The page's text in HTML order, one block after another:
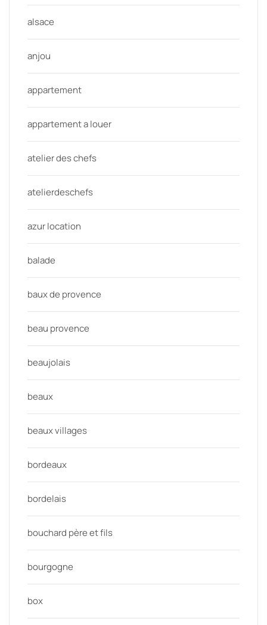
alsace
anjou
appartement
appartement a louer
atelier des chefs
atelierdeschefs
azur location
balade
baux de provence
beau provence
beaujolais
beaux
beaux villages
bordeaux
bordelais
bouchard père et fils
bourgogne
box